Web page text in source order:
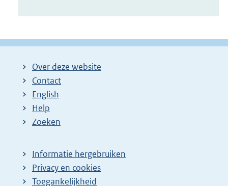
Over deze website
Contact
English
Help
Zoeken
Informatie hergebruiken
Privacy en cookies
Toegankelijkheid